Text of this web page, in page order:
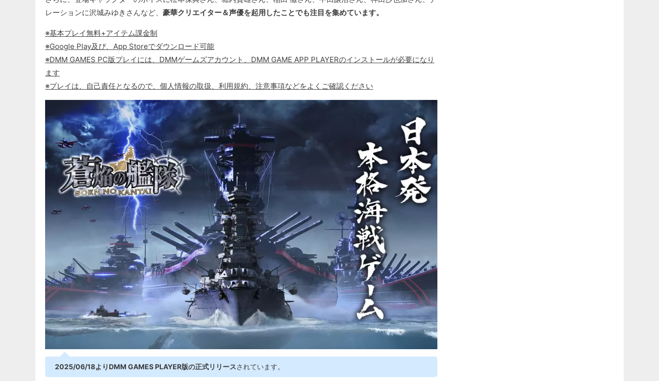
レーションに沢城みゆきさんなど、 豪華クリエイター＆声優を起用したことでも注目を集めています。
※基本プレイ無料+アイテム課金制
※Google Play及び、App Storeでダウンロード可能
※DMM GAMES PC版プレイには、DMMゲームズアカウント、DMM GAME APP PLAYERのインストールが必要になり
ます
※プレイは、自己責任となるので、個人情報の取扱、利用規約、注意事項などをよくご確認ください
2025/06/18よりDMM GAMES PLAYER版の正式リリースされています。